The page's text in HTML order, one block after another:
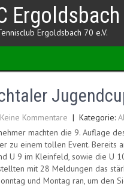
Ergoldsbach
Ergoldsbach 70 e.V.
Keine Kommentare | Kategorie:
machten die 9. Auflage
zu einem tollen Event. Bereits
U 9 im Kleinfeld, sowie die U
mit 28 Meldungen das
und Montag ran, um den